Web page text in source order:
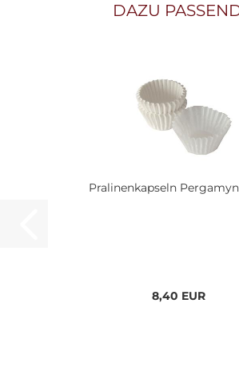
DAZU
Pralinenkapseln
8,40 EUR